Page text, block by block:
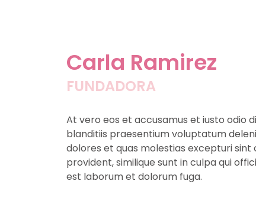
Carla Ramirez
FUNDADORA
At vero eos et accusamus et iusto odio
blanditiis praesentium voluptatum
dolores et quas molestias excepturi
provident, similique sunt in culpa qui
est laborum et dolorum fuga.